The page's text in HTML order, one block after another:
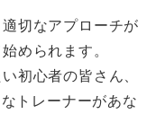
切なアプローチが
められます。
初心者の皆さん、
トレーナーがあな